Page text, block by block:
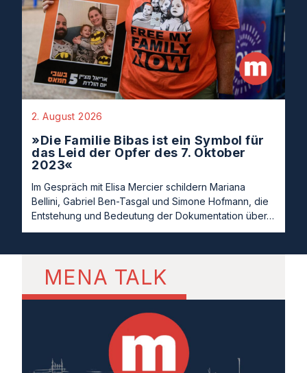
2. August 2026
»Die Familie Bibas ist ein Symbol für
das Leid der Opfer des 7. Oktober
2023«
Im Gespräch mit Elisa Mercier schildern Mariana
Bellini, Gabriel Ben-Tasgal und Simone Hofmann, die
Entstehung und Bedeutung der Dokumentation über…
MENA TALK